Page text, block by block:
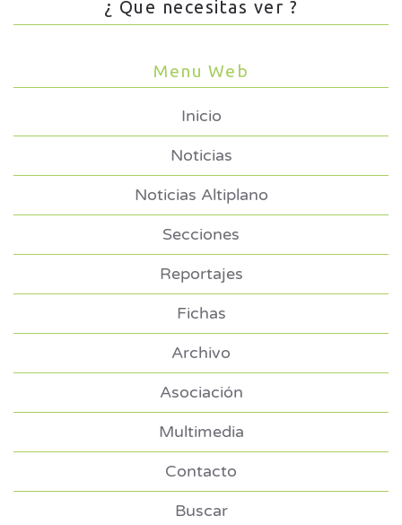
¿ Que necesitas ver ?
Menu Web
Inicio
Noticias
Noticias Altiplano
Secciones
Reportajes
Fichas
Archivo
Asociación
Multimedia
Contacto
Buscar